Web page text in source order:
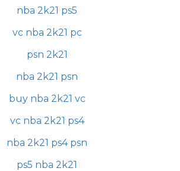
nba 2k21 ps5
vc nba 2k21 pc
psn 2k21
nba 2k21 psn
buy nba 2k21 vc
vc nba 2k21 ps4
nba 2k21 ps4 psn
ps5 nba 2k21